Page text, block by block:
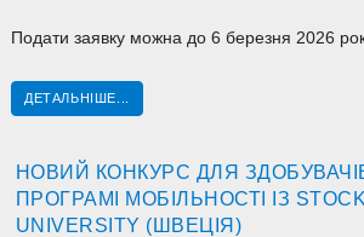
Подати заявку можна до 6 березня 2026
ДЕТАЛЬНІШЕ...
НОВИЙ КОНКУРС ДЛЯ
ПРОГРАМІ МОБІЛЬНОСТІ ІЗ
UNIVERSITY (ШВЕЦІЯ)